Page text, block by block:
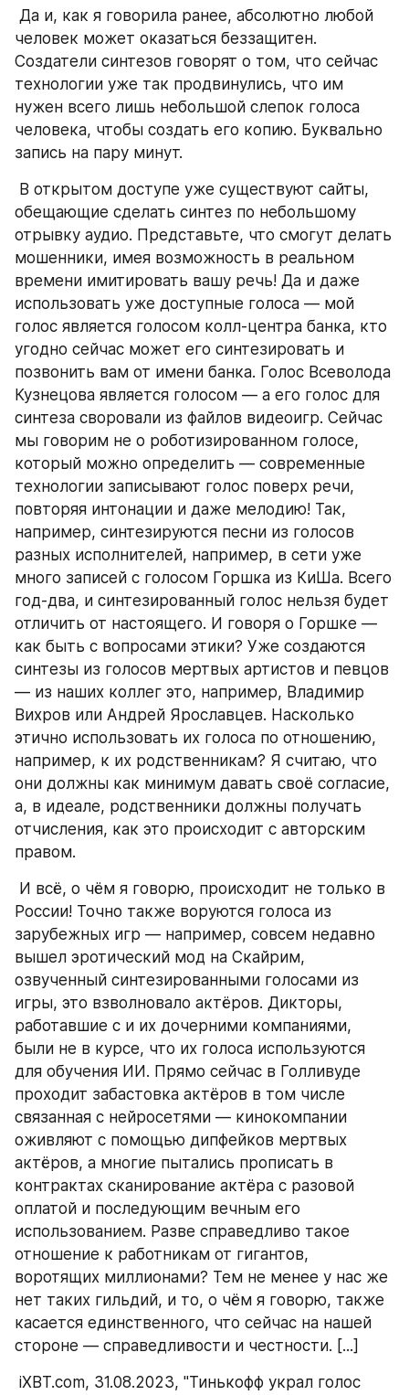
человек может оказаться беззащитен.
Создатели синтезов говорят о том, что сейчас
технологии уже так продвинулись, что им
нужен всего лишь небольшой слепок голоса
человека, чтобы создать его копию. Буквально
запись на пару минут.
обещающие сделать синтез по небольшому
отрывку аудио. Представьте, что смогут делать
мошенники, имея возможность в реальном
времени имитировать вашу речь! Да и даже
использовать уже доступные голоса — мой
голос является голосом колл-центра банка, кто
угодно сейчас может его синтезировать и
позвонить вам от имени банка. Голос Всеволода
Кузнецова является голосом — а его голос для
синтеза своровали из файлов видеоигр. Сейчас
мы говорим не о роботизированном голосе,
который можно определить — современные
технологии записывают голос поверх речи,
повторяя интонации и даже мелодию! Так,
например, синтезируются песни из голосов
разных исполнителей, например, в сети уже
много записей с голосом Горшка из КиШа. Всего
год-два, и синтезированный голос нельзя будет
отличить от настоящего. И говоря о Горшке —
как быть с вопросами этики? Уже создаются
синтезы из голосов мертвых артистов и певцов
— из наших коллег это, например, Владимир
Вихров или Андрей Ярославцев. Насколько
этично использовать их голоса по отношению,
например, к их родственникам? Я считаю, что
они должны как минимум давать своё согласие,
а, в идеале, родственники должны получать
отчисления, как это происходит с авторским
правом.
России! Точно также воруются голоса из
зарубежных игр — например, совсем недавно
вышел эротический мод на Скайрим,
озвученный синтезированными голосами из
игры, это взволновало актёров. Дикторы,
работавшие с и их дочерними компаниями,
были не в курсе, что их голоса используются
для обучения ИИ. Прямо сейчас в Голливуде
проходит забастовка актёров в том числе
связанная с нейросетями — кинокомпании
оживляют с помощью дипфейков мертвых
актёров, а многие пытались прописать в
контрактах сканирование актёра с разовой
оплатой и последующим вечным его
использованием. Разве справедливо такое
отношение к работникам от гигантов,
воротящих миллионами? Тем не менее у нас же
нет таких гильдий, и то, о чём я говорю, также
касается единственного, что сейчас на нашей
стороне — справедливости и честности. [...]